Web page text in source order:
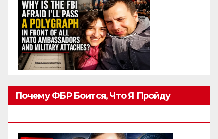
Почему ФБР Боится, Что Я Пройду